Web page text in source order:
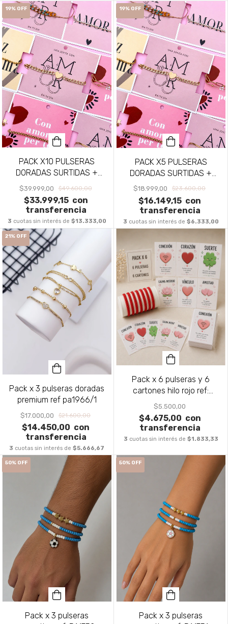
19% OFF
PACK X10 PULSERAS
DORADAS SURTIDAS +
PACKAGING PA1979
$39.999,00 $49.600,00
$33.999,15 con
transferencia
3 cuotas sin interés de $13.333,00
19% OFF
PACK X5 PULSERAS
DORADAS SURTIDAS +
PACKAGING PA1978
$18.999,00 $23.600,00
$16.149,15 con
transferencia
3 cuotas sin interés de $6.333,00
21% OFF
Pack x 3 pulseras doradas
premium ref pa1966/1
$17.000,00 $21.600,00
$14.450,00 con
transferencia
3 cuotas sin interés de $5.666,67
Pack x 6 pulseras y 6
cartones hilo rojo ref:
PA1964
$5.500,00
$4.675,00 con
transferencia
3 cuotas sin interés de $1.833,33
50% OFF
Pack x 3 pulseras
50% OFF
Pack x 3 pulseras